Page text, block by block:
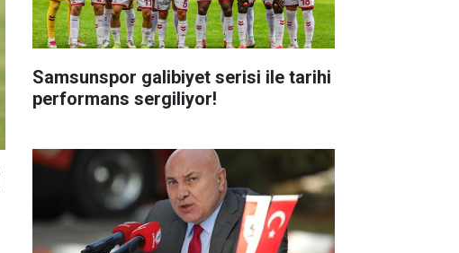
Samsunspor galibiyet serisi ile tarihi
performans sergiliyor!